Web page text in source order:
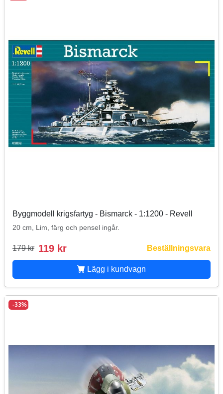
Byggmodell krigsfartyg - Bismarck - 1:1200 - Revell
20 cm, Lim, färg och pensel ingår.
179 kr 119 kr Beställningsvara
Lägg i kundvagn
-33%